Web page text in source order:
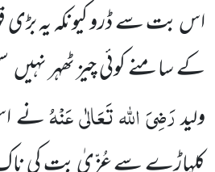
اس بت سے ڈرو کیونکہ یہ
کے سامنے کوئی چیز ٹھہر نہیں
ولیدرَضِیَ اللہ تَعَالٰی عَنْہُنے